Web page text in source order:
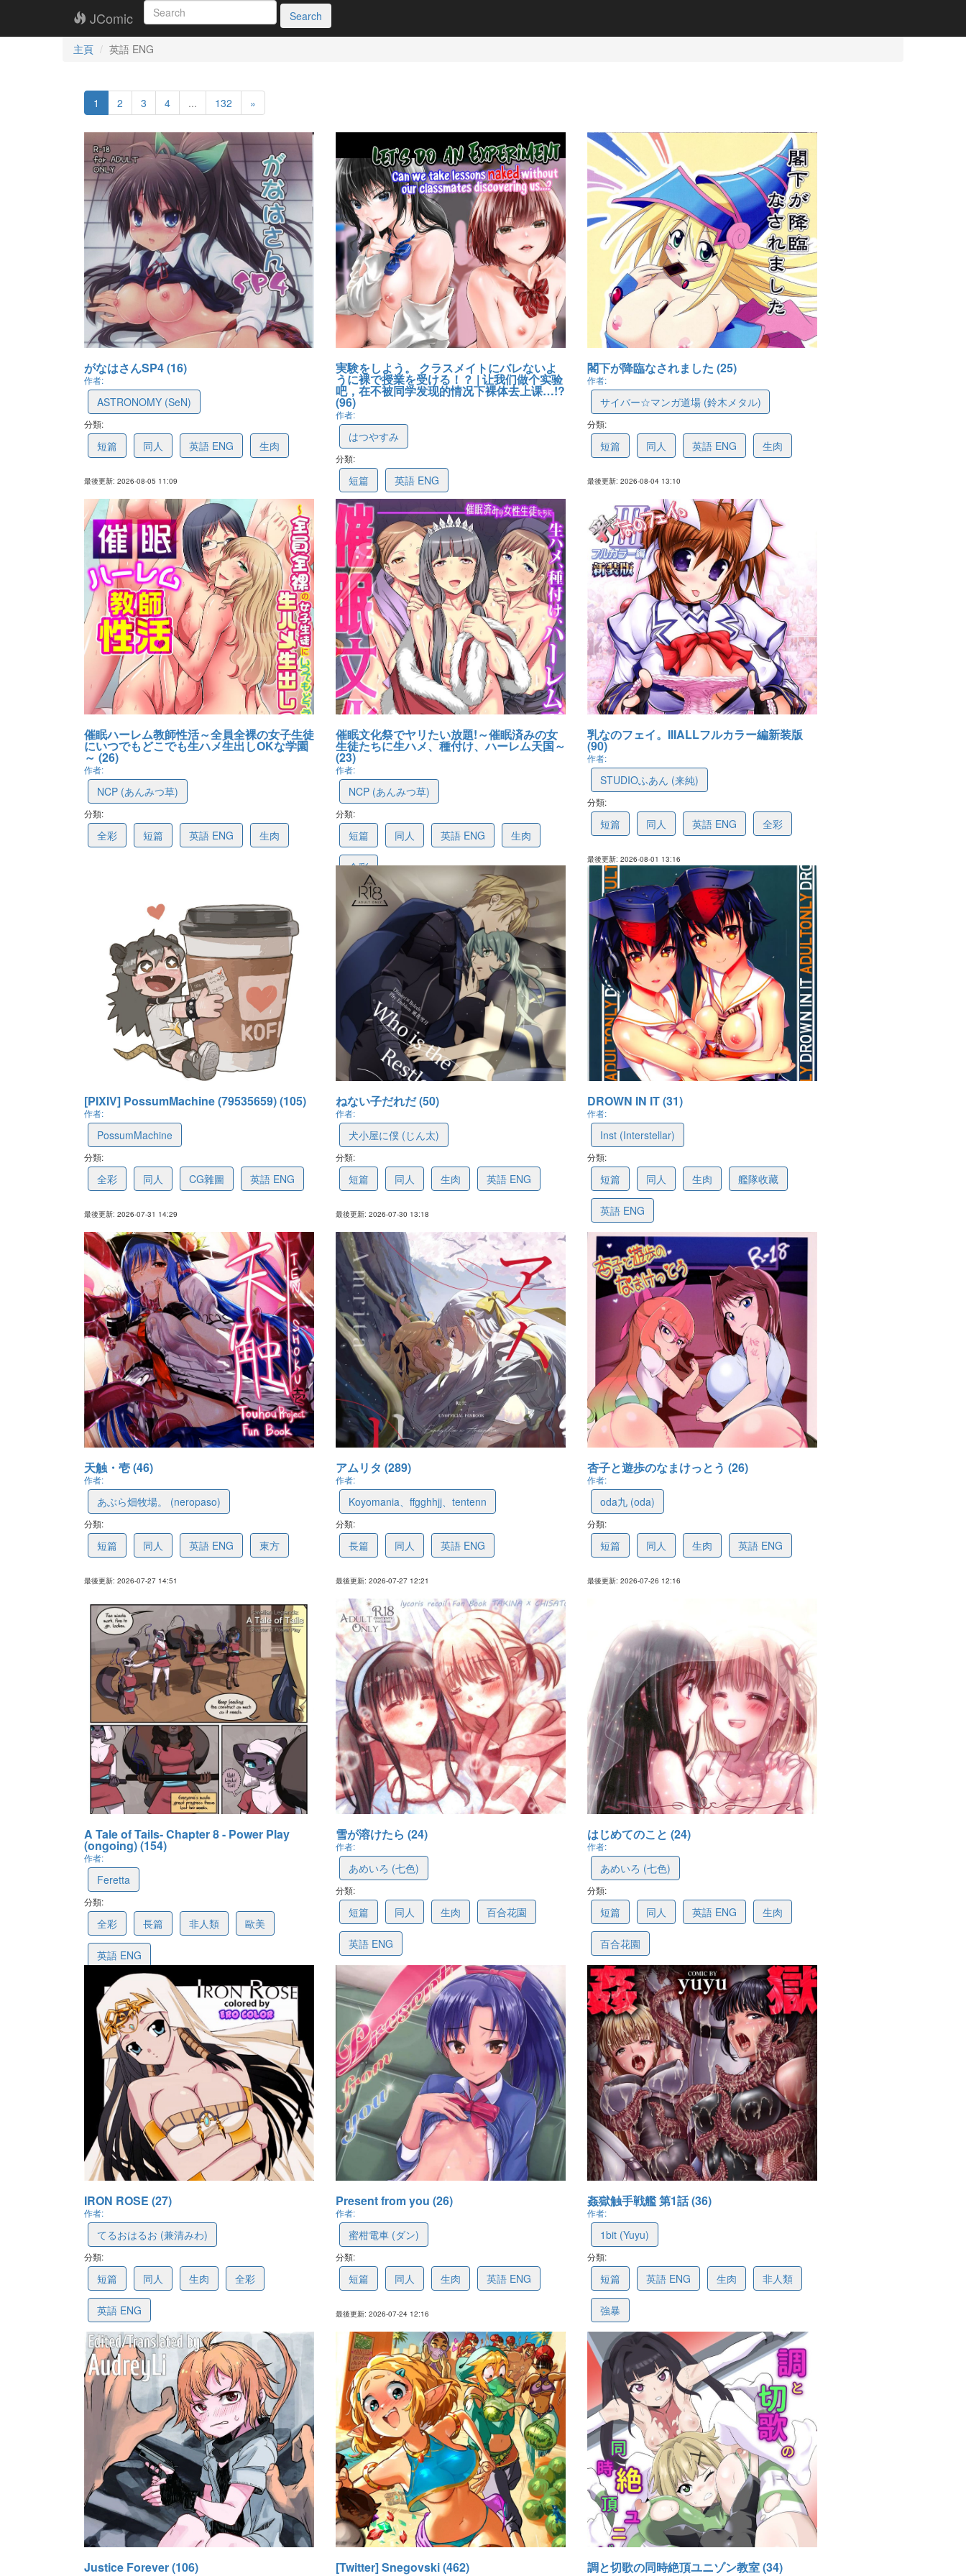
JComic Search
主頁 英語 ENG
1 2 3 4 ... 132 »
がなはさんSP4 (16)
作者:
ASTRONOMY (SeN)
分類:
短篇 同人 英語 ENG 生肉
最後更新: 2026-08-05 11:09
実験をしよう。 クラスメイトにバレないよ
うに裸で授業を受ける！？ | 让我们做个实验
吧，在不被同学发现的情况下裸体去上课…!?
(96)
作者:
はつやすみ
分類:
短篇 英語 ENG
最後更新: 2026-08-04 16:54
閣下が降臨なされました (25)
作者:
サイバー☆マンガ道場 (鈴木メタル)
分類:
短篇 同人 英語 ENG 生肉
最後更新: 2026-08-04 13:10
催眠ハーレム教師性活～全員全裸の女子生徒
にいつでもどこでも生ハメ生出しOKな学園
～ (26)
作者:
NCP (あんみつ草)
分類:
全彩 短篇 英語 ENG 生肉
催眠文化祭でヤリたい放題!～催眠済みの女
生徒たちに生ハメ、種付け、ハーレム天国～
(23)
作者:
NCP (あんみつ草)
分類:
短篇 同人 英語 ENG 生肉
全彩
最後更新: 2026-08-03 14:40
乳なのフェイ。IIIALLフルカラー編新装版
(90)
作者:
STUDIOふあん (来純)
分類:
短篇 同人 英語 ENG 全彩
最後更新: 2026-08-01 13:16
[PIXIV] PossumMachine (79535659) (105)
作者:
PossumMachine
分類:
全彩 同人 CG雜圖 英語 ENG
最後更新: 2026-07-31 14:29
ねない子だれだ (50)
作者:
犬小屋に僕 (じん太)
分類:
短篇 同人 生肉 英語 ENG
最後更新: 2026-07-30 13:18
DROWN IN IT (31)
作者:
Inst (Interstellar)
分類:
短篇 同人 生肉 艦隊收藏
英語 ENG
最後更新: 2026-07-28 14:30
天触・壱 (46)
作者:
あぶら畑牧場。 (neropaso)
分類:
短篇 同人 英語 ENG 東方
最後更新: 2026-07-27 14:51
アムリタ (289)
作者:
Koyomania、ffgghhjj、tentenn
分類:
長篇 同人 英語 ENG
最後更新: 2026-07-27 12:21
杏子と遊歩のなまけっとう (26)
作者:
oda九 (oda)
分類:
短篇 同人 生肉 英語 ENG
最後更新: 2026-07-26 12:16
A Tale of Tails- Chapter 8 - Power Play
(ongoing) (154)
作者:
Feretta
分類:
全彩 長篇 非人類 歐美
英語 ENG
最後更新: 2026-07-25 16:43
雪が溶けたら (24)
作者:
あめいろ (七色)
分類:
短篇 同人 生肉 百合花園
英語 ENG
最後更新: 2026-07-25 13:51
はじめてのこと (24)
作者:
あめいろ (七色)
分類:
短篇 同人 英語 ENG 生肉
百合花園
最後更新: 2026-07-25 11:27
IRON ROSE (27)
作者:
てるおはるお (兼清みわ)
分類:
短篇 同人 生肉 全彩
英語 ENG
最後更新: 2026-07-24 13:41
Present from you (26)
作者:
蜜柑電車 (ダン)
分類:
短篇 同人 生肉 英語 ENG
最後更新: 2026-07-24 12:16
姦獄触手戦艦 第1話 (36)
作者:
1bit (Yuyu)
分類:
短篇 英語 ENG 生肉 非人類
強暴
最後更新: 2026-07-20 14:37
Justice Forever (106) [Twitter] Snegovski (462) 調と切歌の同時絶頂ユニゾン教室 (34)